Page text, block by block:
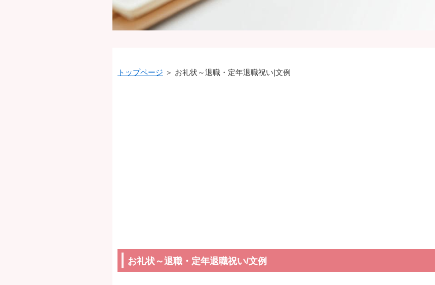
トップページ ＞ お礼状～退職・定年退職祝い|文例
お礼状～退職・定年退職祝い/文例